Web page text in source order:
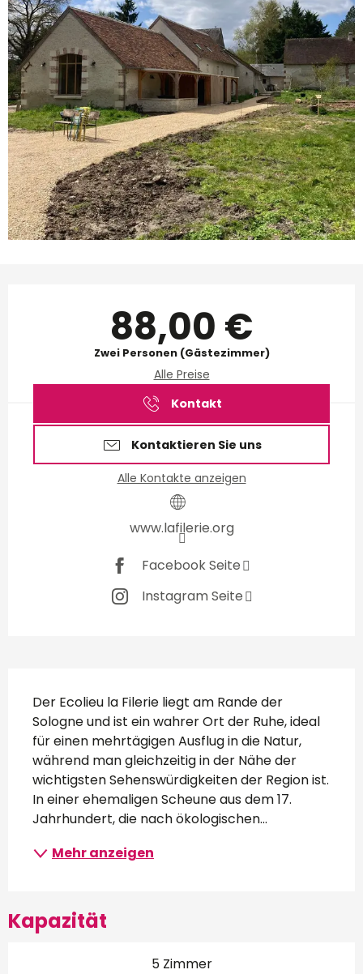
Öffnungszeiten &
88,00 €
Zwei Personen (Gästezimmer)
Alle Preise
Kontakt
Kontaktieren Sie uns
Alle Kontakte anzeigen
www.lafilerie.org
Facebook Seite
Instagram Seite
Beschreibung
Der Ecolieu la Filerie liegt am Rande der
Sologne und ist ein wahrer Ort der Ruhe, ideal
für einen mehrtägigen Ausflug in die Natur,
während man gleichzeitig in der Nähe der
wichtigsten Sehenswürdigkeiten der Region ist.
In einer ehemaligen Scheune aus dem 17.
Jahrhundert, die nach ökologischen...
Mehr anzeigen
Kapazität
5 Zimmer